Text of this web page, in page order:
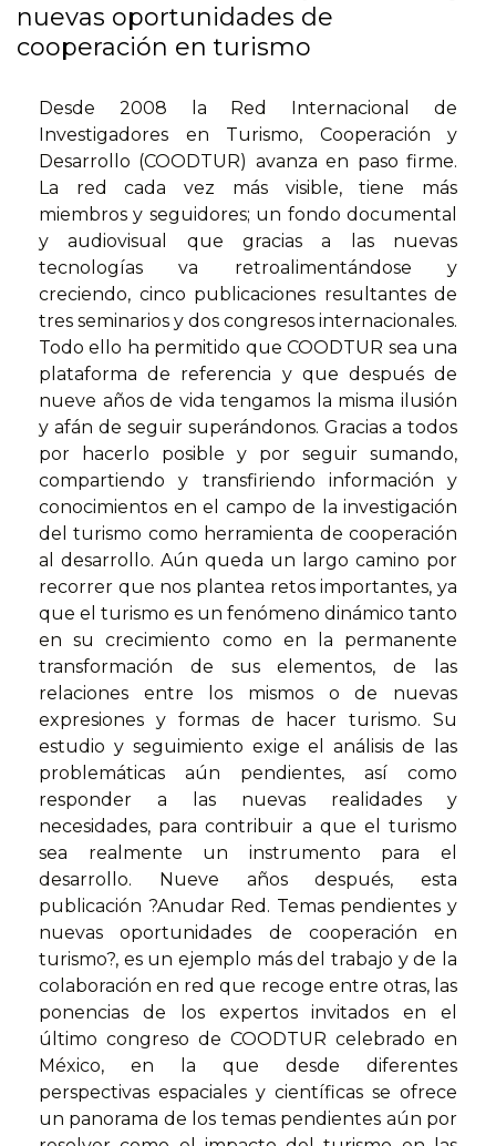
nuevas oportunidades de
cooperación en turismo
Desde 2008 la Red Internacional de
Investigadores en Turismo, Cooperación y
Desarrollo (COODTUR) avanza en paso firme.
La red cada vez más visible, tiene más
miembros y seguidores; un fondo documental
y audiovisual que gracias a las nuevas
tecnologías va retroalimentándose y
creciendo, cinco publicaciones resultantes de
tres seminarios y dos congresos internacionales.
Todo ello ha permitido que COODTUR sea una
plataforma de referencia y que después de
nueve años de vida tengamos la misma ilusión
y afán de seguir superándonos. Gracias a todos
por hacerlo posible y por seguir sumando,
compartiendo y transfiriendo información y
conocimientos en el campo de la investigación
del turismo como herramienta de cooperación
al desarrollo. Aún queda un largo camino por
recorrer que nos plantea retos importantes, ya
que el turismo es un fenómeno dinámico tanto
en su crecimiento como en la permanente
transformación de sus elementos, de las
relaciones entre los mismos o de nuevas
expresiones y formas de hacer turismo. Su
estudio y seguimiento exige el análisis de las
problemáticas aún pendientes, así como
responder a las nuevas realidades y
necesidades, para contribuir a que el turismo
sea realmente un instrumento para el
desarrollo. Nueve años después, esta
publicación ?Anudar Red. Temas pendientes y
nuevas oportunidades de cooperación en
turismo?, es un ejemplo más del trabajo y de la
colaboración en red que recoge entre otras, las
ponencias de los expertos invitados en el
último congreso de COODTUR celebrado en
México, en la que desde diferentes
perspectivas espaciales y científicas se ofrece
un panorama de los temas pendientes aún por